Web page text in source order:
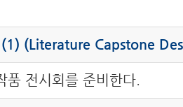
(1) (Literature Capstone
품 전시회를 준비한다.